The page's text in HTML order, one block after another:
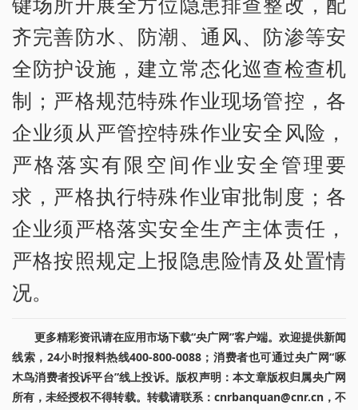
齐完善防水、防潮、通风、防渗等安
全防护设施，建立常态化巡查检查机
制；严格规范特殊作业现场管控，各
企业须从严管控特殊作业安全风险，
严格落实有限空间作业安全管理要
求，严格执行特殊作业审批制度；各
企业须严格落实安全生产主体责任，
严格按照规定上报隐患险情及处置情
况。
更多精彩资讯请在应用市场下载“央广网”客户端。欢迎提供新闻
线索，24小时报料热线400-800-0088；消费者也可通过央广网“啄
木鸟消费者投诉平台”线上投诉。版权声明：本文章版权归属央广网
所有，未经授权不得转载。转载请联系：cnrbanquan@cnr.cn，不